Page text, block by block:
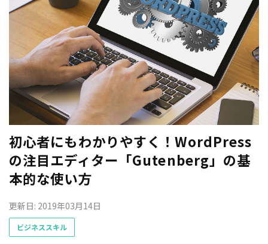
初心者にもわかりやすく！WordPress
の注目エディター「Gutenberg」の基
本的な使い方
更新日: 2019年03月14日
ビジネススキル